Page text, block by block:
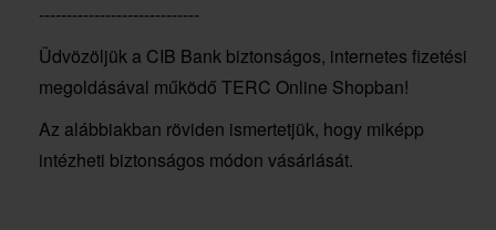
-----------------------------
Üdvözöljük a CIB Bank biztonságos, internetes fizetési
megoldásával működő TERC Online Shopban!
Az alábbiakban röviden ismertetjük, hogy miképp
intézheti biztonságos módon vásárlását.